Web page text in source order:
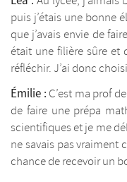
puis j’étais une bonne
que j’avais envie de
était une filière sûre et
réfléchir. J’ai donc
Émilie : C’est ma prof
de faire une prépa
scientifiques et je me
ne savais pas vraiment
chance de recevoir un